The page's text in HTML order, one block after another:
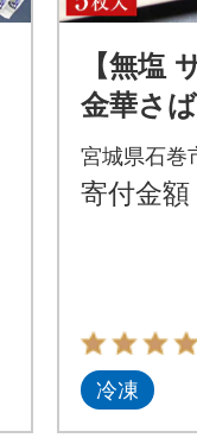
【無塩
金華さ
し 5枚
焼き魚
宮城県石巻
寄付金額
冷凍